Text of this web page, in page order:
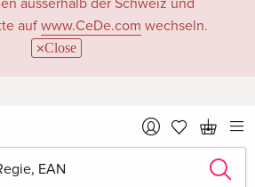
ausserhalb der Schweiz und
aufwww.CeDe.com wechseln.
Close